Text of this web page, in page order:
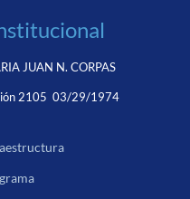
JUAN N. CORPAS
2105 03/29/1974